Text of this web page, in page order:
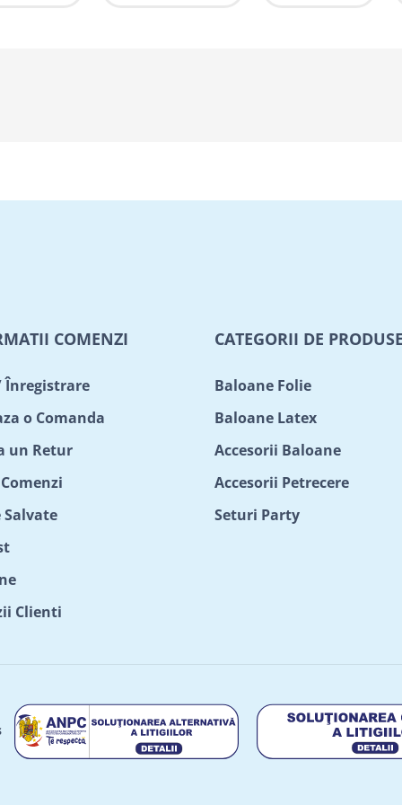
COMENZI
Înregistrare
o Comanda
un Retur
Salvate
Clienti
CATEGORII DE
Baloane Folie
Baloane Latex
Accesorii Baloane
Accesorii Petrecere
Seturi Party